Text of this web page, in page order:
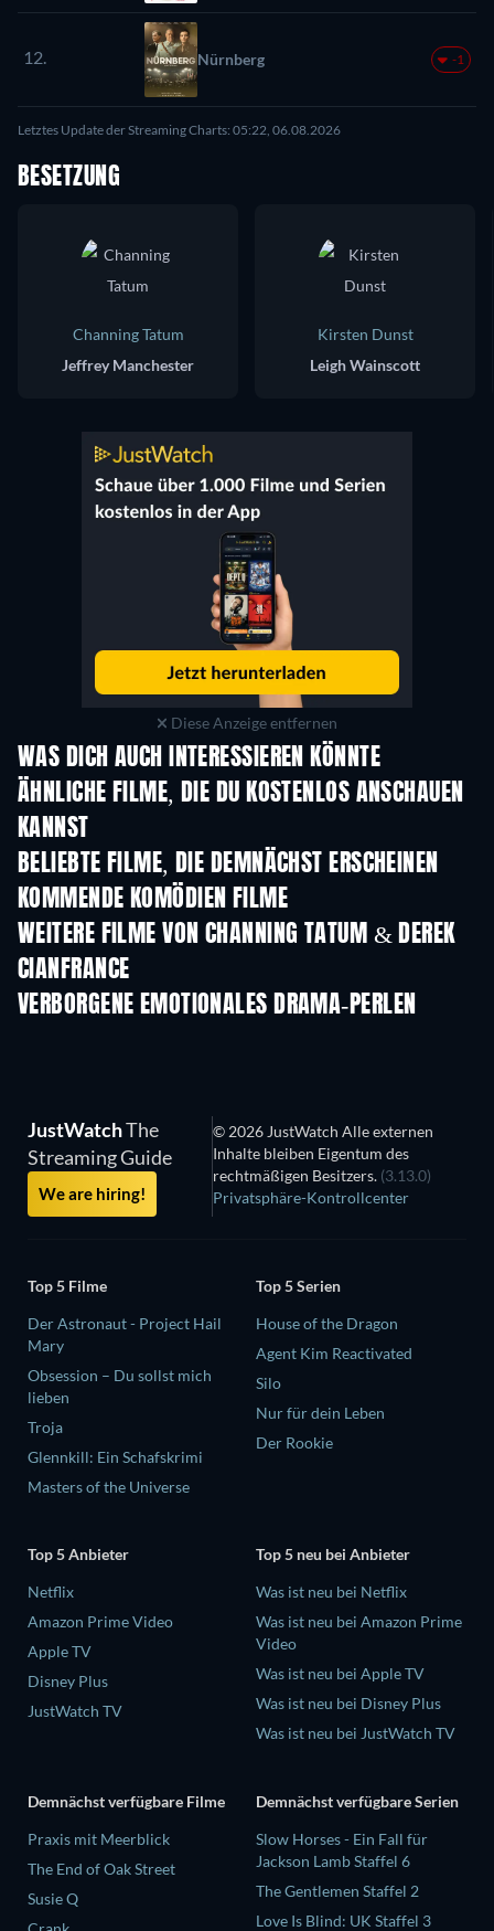
12. Nürnberg -1
Letztes Update der Streaming Charts: 05:22, 06.08.2026
BESETZUNG
Channing Tatum
Jeffrey Manchester
Kirsten Dunst
Leigh Wainscott
Diese Anzeige entfernen
WAS DICH AUCH INTERESSIEREN KÖNNTE
ÄHNLICHE FILME, DIE DU KOSTENLOS ANSCHAUEN
KANNST
BELIEBTE FILME, DIE DEMNÄCHST ERSCHEINEN
KOMMENDE KOMÖDIEN FILME
WEITERE FILME VON CHANNING TATUM & DEREK
CIANFRANCE
VERBORGENE EMOTIONALES DRAMA-PERLEN
JustWatchThe
Streaming Guide
We are hiring!
© 2026 JustWatch Alle externen
Inhalte bleiben Eigentum des
rechtmäßigen Besitzers. (3.13.0)
Privatsphäre-Kontrollcenter
Top 5 Filme
Der Astronaut - Project Hail
Mary
Obsession – Du sollst mich
lieben
Troja
Glennkill: Ein Schafskrimi
Masters of the Universe
Top 5 Serien
House of the Dragon
Agent Kim Reactivated
Silo
Nur für dein Leben
Der Rookie
Top 5 Anbieter
Netflix
Amazon Prime Video
Apple TV
Disney Plus
JustWatch TV
Top 5 neu bei Anbieter
Was ist neu bei Netflix
Was ist neu bei Amazon Prime
Video
Was ist neu bei Apple TV
Was ist neu bei Disney Plus
Was ist neu bei JustWatch TV
Demnächst verfügbare Filme
Praxis mit Meerblick
The End of Oak Street
Susie Q
Demnächst verfügbare Serien
Slow Horses - Ein Fall für
Jackson Lamb Staffel 6
The Gentlemen Staffel 2
Love Is Blind: UK Staffel 3